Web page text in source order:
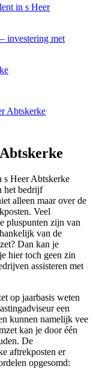
in s Heer
investering met
Abtskerke
s Heer Abtskerke
het bedrijf
alleen maar over de
Veel
pluspunten zijn van
van de
Dan kan je
hier toch geen zin
assisteren met
op jaarbasis weten
een
kunnen namelijk vee
kan je door één
De
aftrekposten er
opgesomd: